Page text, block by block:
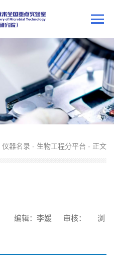
仪器名录 - 生物工程分平台 - 正文
编辑：李媛 审核：
浏